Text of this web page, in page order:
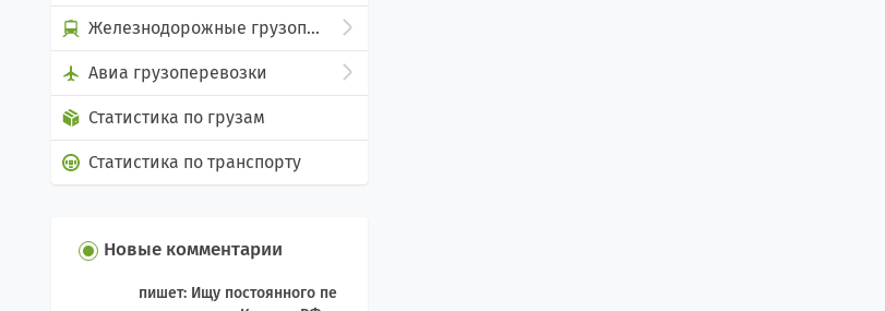
Железнодорожные грузоперевозки
Авиа грузоперевозки
Статистика по грузам
Статистика по транспорту
Новые комментарии
пишет: Ищу постоянного пе